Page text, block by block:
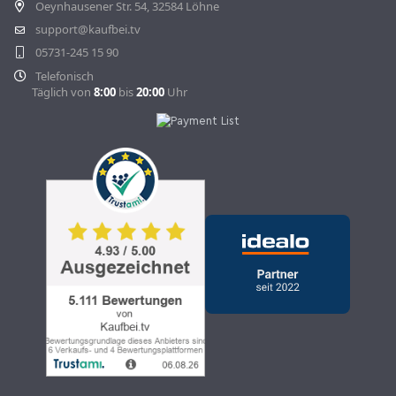
Oeynhausener Str. 54, 32584 Löhne
support@kaufbei.tv
05731-245 15 90
Telefonisch
Täglich von 8:00 bis20:00 Uhr